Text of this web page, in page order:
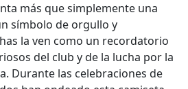
más que simplemente una
símbolo de orgullo y
la ven como un recordatorio
del club y de la lucha por la
Durante las celebraciones de